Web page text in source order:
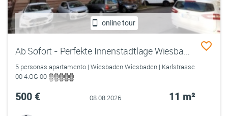
online tour
Ab Sofort - Perfekte Innenstadtlage Wiesbaden - voll möbliertes WG-Zimmer in 5er WG - all inkl. Miete
5 personas apartamento | Wiesbaden Wiesbaden | Karlstrasse
00 4.OG 00
500 € 08.08.2026 11 m²